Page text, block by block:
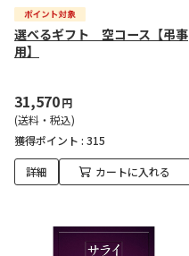
選べるギフト 空コース【弔事
用】
31,570円
(送料・税込)
獲得ポイント : 315
詳細 カートに入れる